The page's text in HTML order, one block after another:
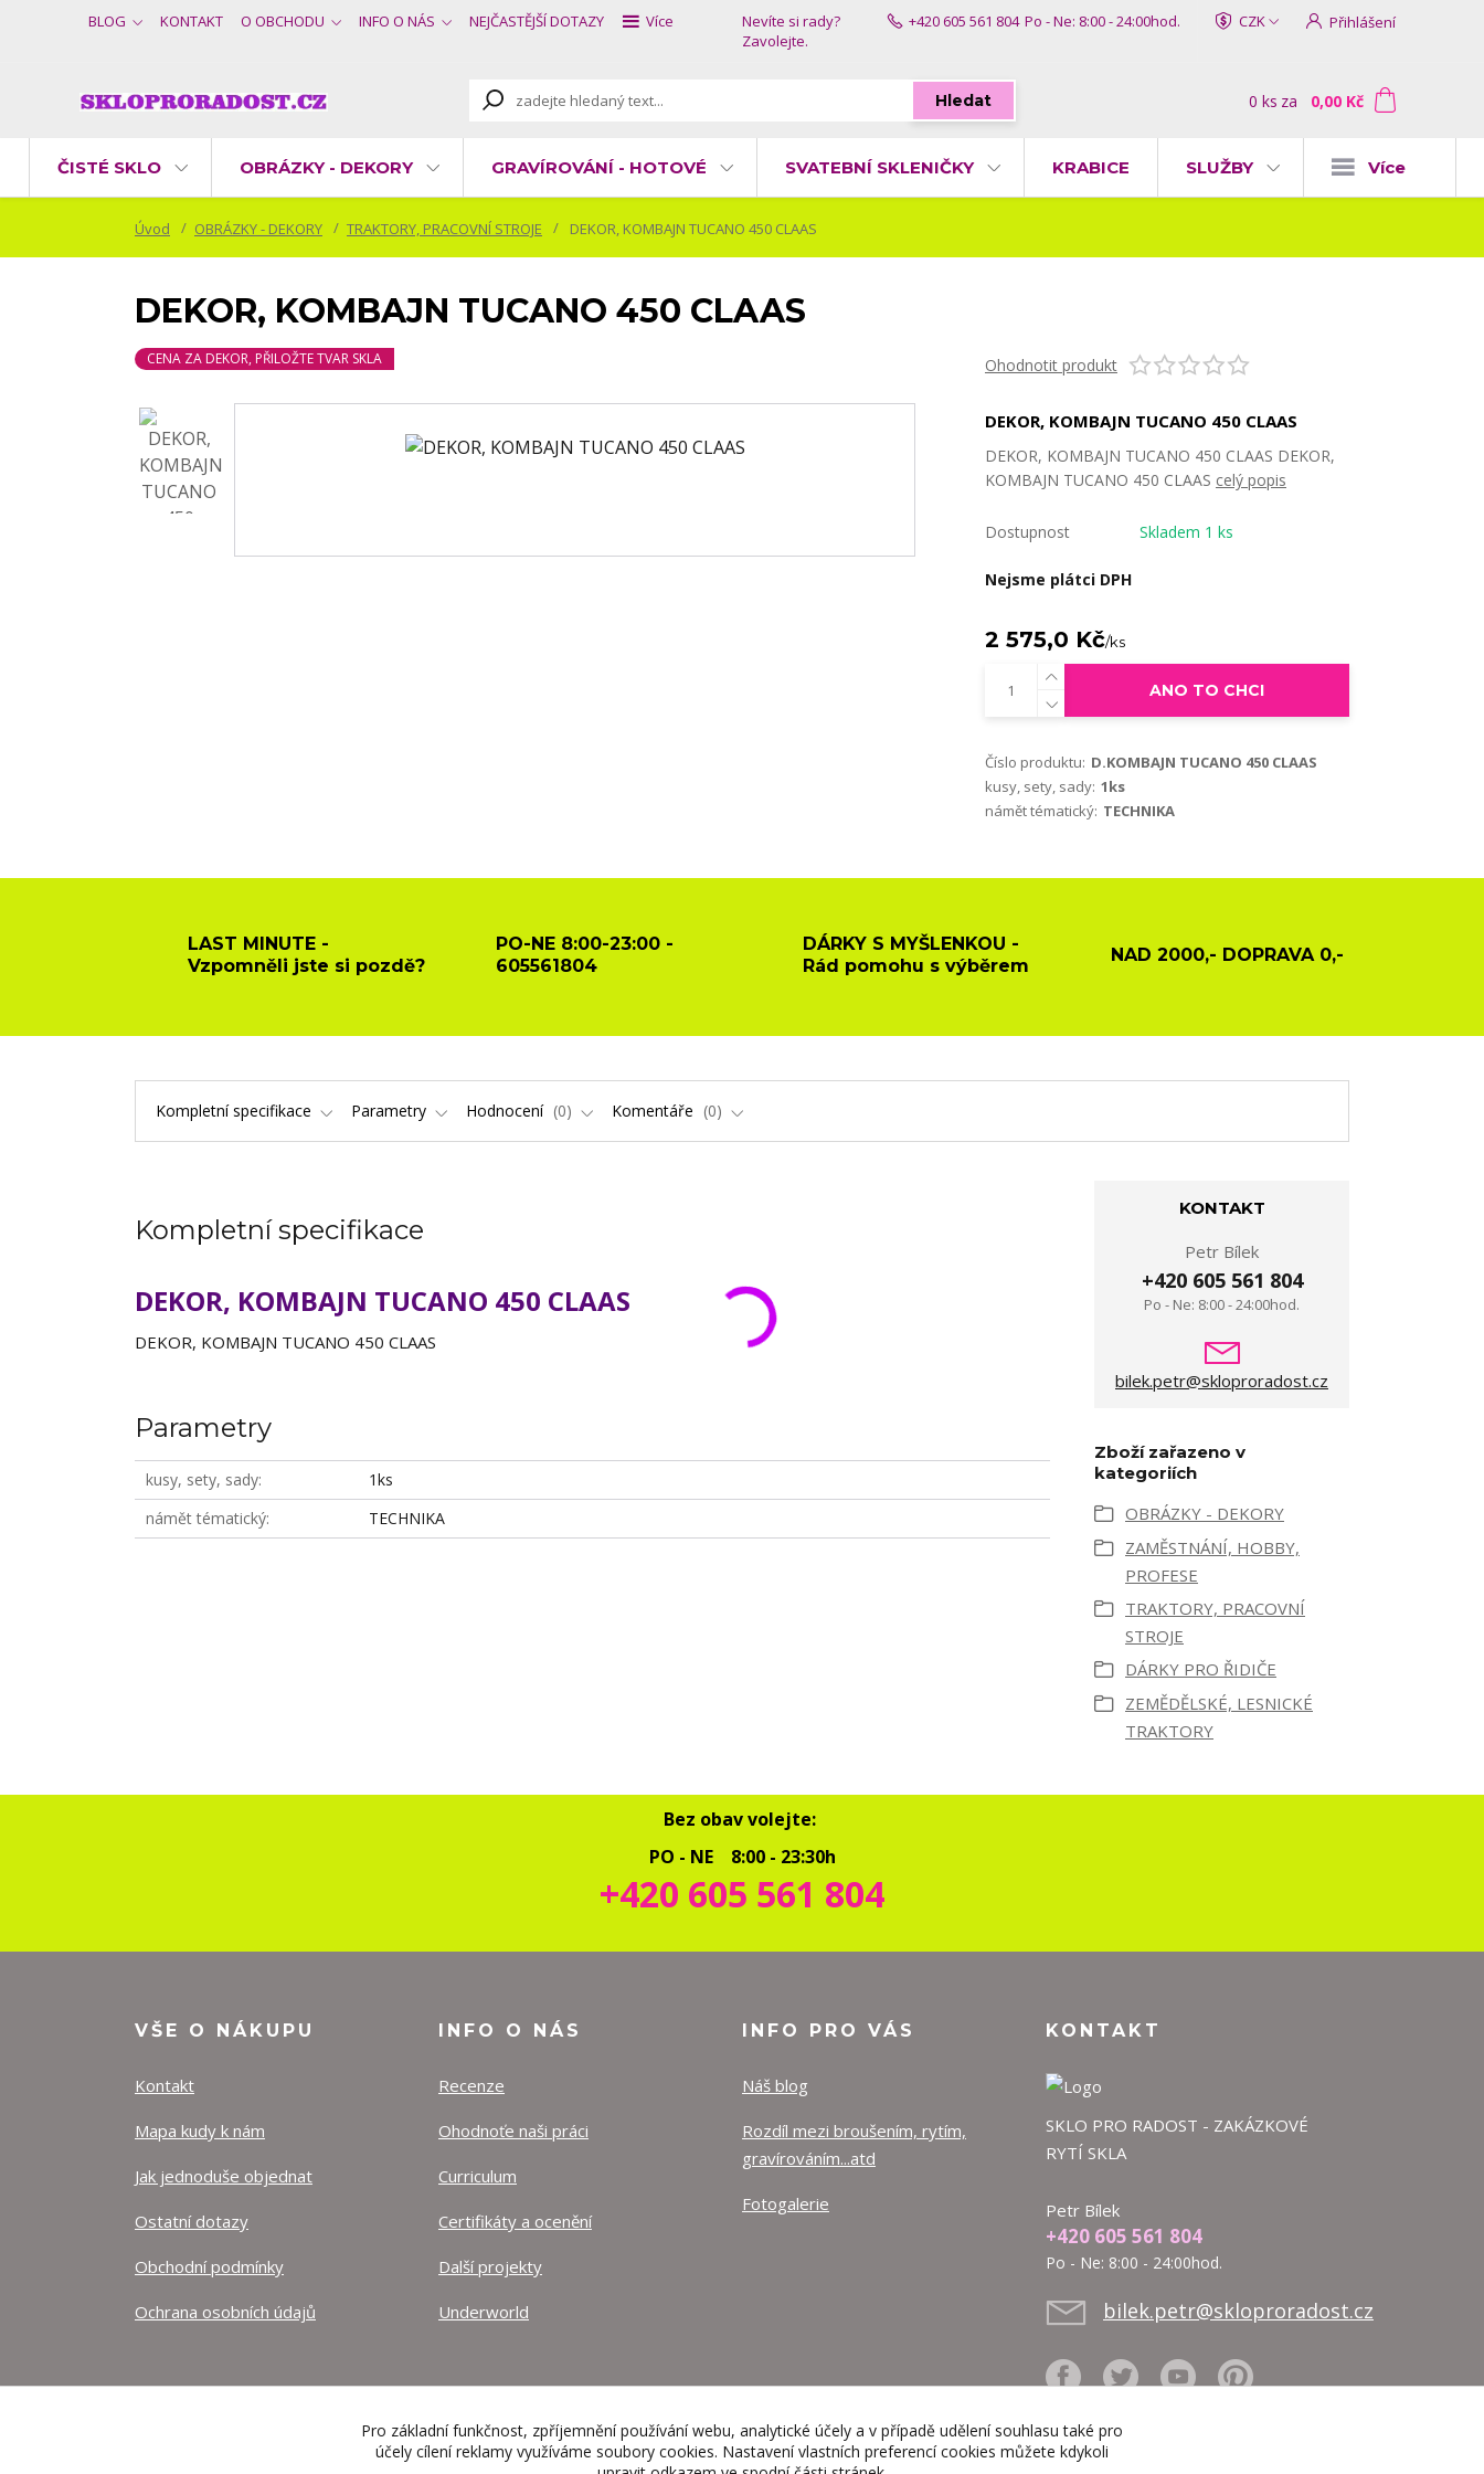
BLOG KONTAKT O OBCHODU INFO O NÁS NEJČASTĚJŠÍ DOTAZY Více CZK Přihlášení
Hledat
Nevíte si rady?
Zavolejte.
+420 605 561 804 Po - Ne: 8:00 - 24:00hod.
0 ks za 0,00 Kč
ČISTÉ SKLO OBRÁZKY - DEKORY GRAVÍROVÁNÍ - HOTOVÉ SVATEBNÍ SKLENIČKY KRABICE SLUŽBY Více
Úvod OBRÁZKY - DEKORY TRAKTORY, PRACOVNÍ STROJE DEKOR, KOMBAJN TUCANO 450 CLAAS
DEKOR, KOMBAJN TUCANO 450 CLAAS
CENA ZA DEKOR, PŘILOŽTE TVAR SKLA Ohodnotit produkt
DEKOR, KOMBAJN TUCANO 450 CLAAS
DEKOR, KOMBAJN TUCANO 450 CLAAS DEKOR,
KOMBAJN TUCANO 450 CLAAS celý popis
Dostupnost Skladem 1 ks
Nejsme plátci DPH
2 575,0 Kč/ks
ANO TO CHCI
Číslo produktu: D.KOMBAJN TUCANO 450 CLAAS
kusy, sety, sady: 1ks
námět tématický: TECHNIKA
LAST MINUTE -
Vzpomněli jste si pozdě?
PO-NE 8:00-23:00 -
605561804
DÁRKY S MYŠLENKOU -
Rád pomohu s výběrem
NAD 2000,- DOPRAVA 0,-
Kompletní specifikace Parametry Hodnocení 0 Komentáře 0
Kompletní specifikace
DEKOR, KOMBAJN TUCANO 450 CLAAS
DEKOR, KOMBAJN TUCANO 450 CLAAS
Parametry
kusy, sety, sady
1ks
námět tématický
TECHNIKA
KONTAKT
Petr Bílek
+420 605 561 804
Po - Ne: 8:00 - 24:00hod.
bilek.petr@skloproradost.cz
Zboží zařazeno v
kategoriích
OBRÁZKY - DEKORY
ZAMĚSTNÁNÍ, HOBBY,
PROFESE
TRAKTORY, PRACOVNÍ
STROJE
DÁRKY PRO ŘIDIČE
ZEMĚDĚLSKÉ, LESNICKÉ
TRAKTORY
Bez obav volejte:
PO - NE 8:00 - 23:30h
+420 605 561 804
VŠE O NÁKUPU
Kontakt
Mapa kudy k nám
Jak jednoduše objednat
Ostatní dotazy
Obchodní podmínky
Ochrana osobních údajů
INFO O NÁS
Recenze
Ohodnoťe naši práci
Curriculum
Certifikáty a ocenění
Další projekty
Underworld
INFO PRO VÁS
Náš blog
Rozdíl mezi broušením, rytím,
gravírováním...atd
Fotogalerie
KONTAKT
SKLO PRO RADOST - ZAKÁZKOVÉ
RYTÍ SKLA
Petr Bílek
+420 605 561 804
Po - Ne: 8:00 - 24:00hod.
bilek.petr@skloproradost.cz
Pro základní funkčnost, zpříjemnění používání webu, analytické účely a v případě udělení souhlasu také pro
účely cílení reklamy využíváme soubory cookies. Nastavení vlastních preferencí cookies můžete kdykoli